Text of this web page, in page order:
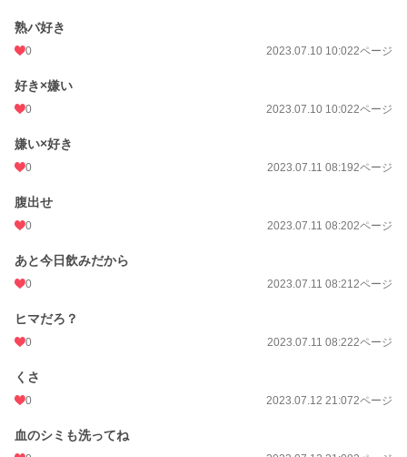
熟バ好き
0 2023.07.10 10:022ページ
好き×嫌い
0 2023.07.10 10:022ページ
嫌い×好き
0 2023.07.11 08:192ページ
腹出せ
0 2023.07.11 08:202ページ
あと今日飲みだから
0 2023.07.11 08:212ページ
ヒマだろ？
0 2023.07.11 08:222ページ
くさ
0 2023.07.12 21:072ページ
血のシミも洗ってね